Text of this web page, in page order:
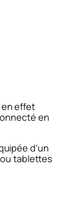
en effet
en
d’un
tablettes